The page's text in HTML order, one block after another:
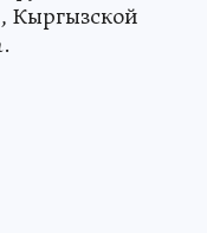
Кыргызской